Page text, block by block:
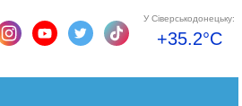
У Сіверськодонецьку:
+35.2°C